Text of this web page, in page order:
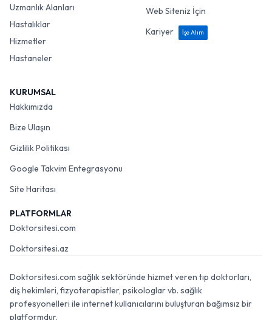
Uzmanlık Alanları
Hastalıklar
Hizmetler
Hastaneler
Web Siteniz İçin
Kariyer
İşe Alım
KURUMSAL
Hakkımızda
Bize Ulaşın
Gizlilik Politikası
Google Takvim Entegrasyonu
Site Haritası
PLATFORMLAR
Doktorsitesi.com
Doktorsitesi.az
Doktorsitesi.com sağlık sektöründe hizmet veren tıp doktorları,
diş hekimleri, fizyoterapistler, psikologlar vb. sağlık
profesyonelleri ile internet kullanıcılarını buluşturan bağımsız bir
platformdur.